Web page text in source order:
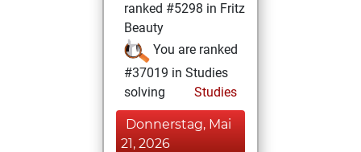
ranked #5298 in Fritz
Beauty
You are ranked
#37019 in Studies
solving
Studies
Donnerstag, Mai
21, 2026